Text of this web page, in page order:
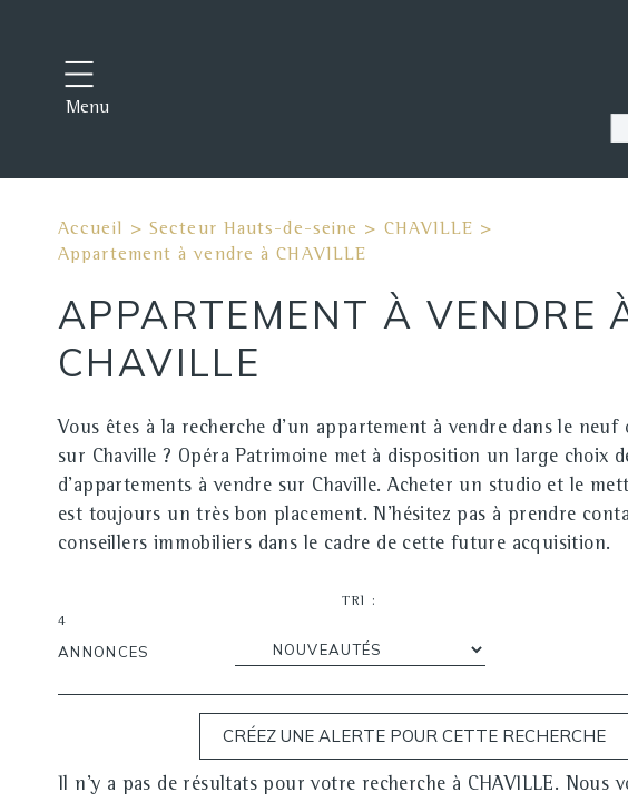
Menu
Accueil >Secteur Hauts-de-seine > CHAVILLE >
Appartement à vendre à CHAVILLE
APPARTEMENT À VENDRE
CHAVILLE
Vous êtes à la recherche d'un appartement à vendre dans le neuf
sur Chaville ? Opéra Patrimoine met à disposition un large choix
d'appartements à vendre sur Chaville. Acheter un studio et le
est toujours un très bon placement. N'hésitez pas à prendre
conseillers immobiliers dans le cadre de cette future acquisition.
4
ANNONCES
TRI :
Il n'y a pas de résultats pour votre recherche à CHAVILLE. Nous